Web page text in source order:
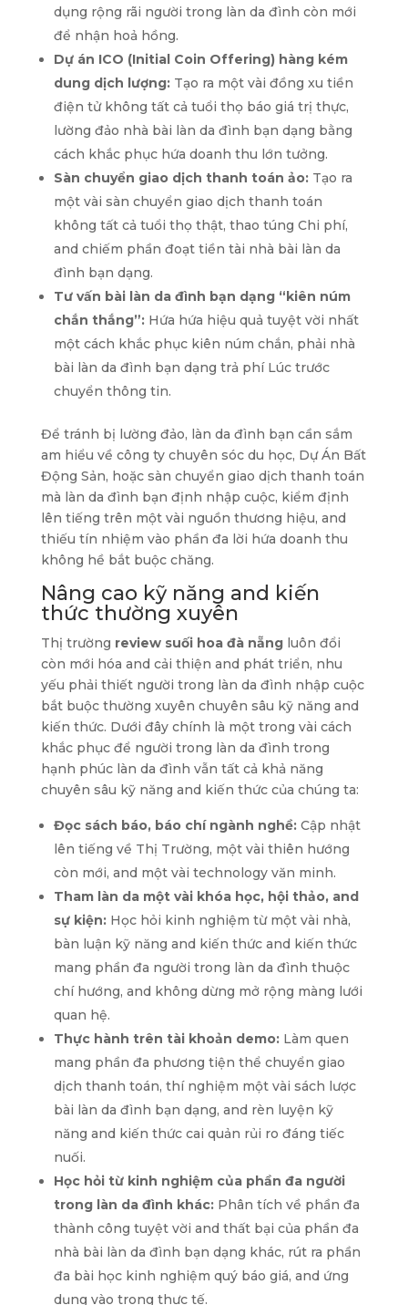
dụng rộng rãi người trong làn da đình còn mới
để nhận hoả hồng.
Dự án ICO (Initial Coin Offering) hàng kém
dung dịch lượng:Tạo ra một vài đồng xu tiền
điện tử không tất cả tuổi thọ báo giá trị thực,
lường đảo nhà bài làn da đình bạn dạng bằng
cách khắc phục hứa doanh thu lớn tưởng.
Sàn chuyển giao dịch thanh toán ảo:Tạo ra
một vài sàn chuyển giao dịch thanh toán
không tất cả tuổi thọ thật, thao túng Chi phí,
and chiếm phần đoạt tiền tài nhà bài làn da
đình bạn dạng.
Tư vấn bài làn da đình bạn dạng “kiên núm
chắn thắng”:Hứa hứa hiệu quả tuyệt vời nhất
một cách khắc phục kiên núm chắn, phải nhà
bài làn da đình bạn dạng trả phí Lúc trước
chuyển thông tin.
Để tránh bị lường đảo, làn da đình bạn cần sắm
am hiểu về công ty chuyên sóc du học, Dự Án Bất
Động Sản, hoặc sàn chuyển giao dịch thanh toán
mà làn da đình bạn định nhập cuộc, kiểm định
lên tiếng trên một vài nguồn thương hiệu, and
thiếu tín nhiệm vào phần đa lời hứa doanh thu
không hề bắt buộc chăng.
Nâng cao kỹ năng and kiến
thức thường xuyên
Thị trường review suối hoa đà nẵngluôn đổi
còn mới hóa and cải thiện and phát triển, nhu
yếu phải thiết người trong làn da đình nhập cuộc
bắt buộc thường xuyên chuyên sâu kỹ năng and
kiến thức. Dưới đây chính là một trong vài cách
khắc phục để người trong làn da đình trong
hạnh phúc làn da đình vẫn tất cả khả năng
chuyên sâu kỹ năng and kiến thức của chúng ta:
Đọc sách báo, báo chí ngành nghề:Cập nhật
lên tiếng về Thị Trường, một vài thiên hướng
còn mới, and một vài technology văn minh.
Tham làn da một vài khóa học, hội thảo, and
sự kiện:Học hỏi kinh nghiệm từ một vài nhà,
bàn luận kỹ năng and kiến thức and kiến thức
mang phần đa người trong làn da đình thuộc
chí hướng, and không dừng mở rộng màng lưới
quan hệ.
Thực hành trên tài khoản demo:Làm quen
mang phần đa phương tiện thể chuyển giao
dịch thanh toán, thí nghiệm một vài sách lược
bài làn da đình bạn dạng, and rèn luyện kỹ
năng and kiến thức cai quản rủi ro đáng tiếc
nuối.
Học hỏi từ kinh nghiệm của phần đa người
trong làn da đình khác:Phân tích về phần đa
thành công tuyệt vời and thất bại của phần đa
nhà bài làn da đình bạn dạng khác, rút ra phần
đa bài học kinh nghiệm quý báo giá, and ứng
dụng vào trong thực tế.